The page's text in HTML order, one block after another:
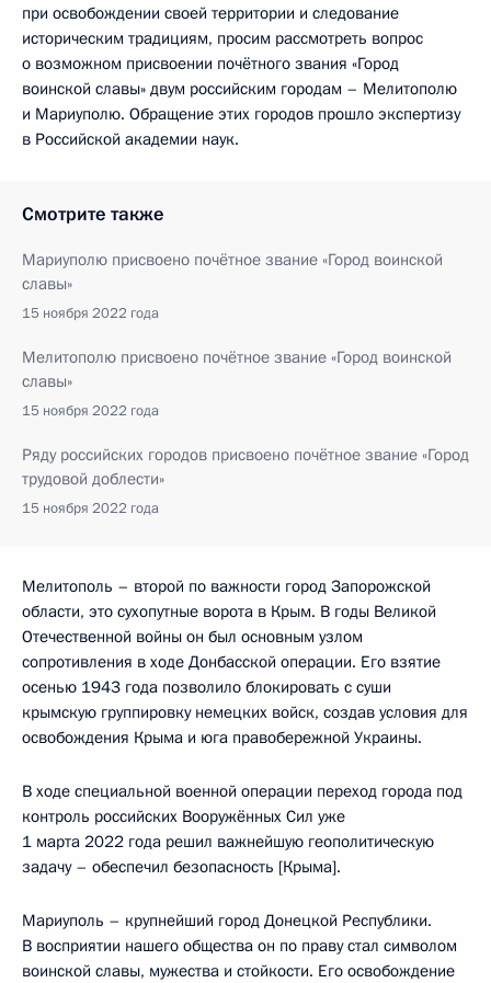
при освобождении своей территории и следование
историческим традициям, просим рассмотреть вопрос
о возможном присвоении почётного звания «Город
воинской славы» двум российским городам – Мелитополю
и Мариуполю. Обращение этих городов прошло экспертизу
в Российской академии наук.
Смотрите также
Мариуполю присвоено почётное звание «Город воинской
славы»
15 ноября 2022 года
Мелитополю присвоено почётное звание «Город воинской
славы»
15 ноября 2022 года
Ряду российских городов присвоено почётное звание «Город
трудовой доблести»
15 ноября 2022 года
Мелитополь – второй по важности город Запорожской
области, это сухопутные ворота в Крым. В годы Великой
Отечественной войны он был основным узлом
сопротивления в ходе Донбасской операции. Его взятие
осенью 1943 года позволило блокировать с суши
крымскую группировку немецких войск, создав условия для
освобождения Крыма и юга правобережной Украины.
В ходе специальной военной операции переход города под
контроль российских Вооружённых Сил уже
1 марта 2022 года решил важнейшую геополитическую
задачу – обеспечил безопасность [Крыма].
Мариуполь – крупнейший город Донецкой Республики.
В восприятии нашего общества он по праву стал символом
воинской славы, мужества и стойкости. Его освобождение